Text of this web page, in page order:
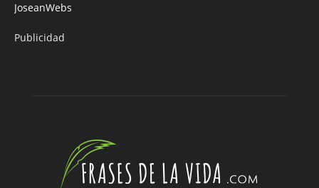
JoseanWebs
Publicidad